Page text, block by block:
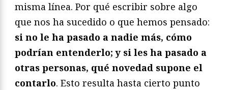
misma línea. Por qué escribir sobre algo
que nos ha sucedido o que hemos pensado:
si no le ha pasado a nadie más, cómo
podrían entenderlo; y si les ha pasado a
otras personas, qué novedad supone el
contarlo. Esto resulta hasta cierto punto